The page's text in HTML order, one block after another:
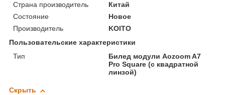
Страна производитель
Китай
Состояние
Новое
Производитель
KOITO
Пользовательские характеристики
Тип
Билед модули Aozoom A7
Pro Square (с квадратной
линзой)
Скрыть